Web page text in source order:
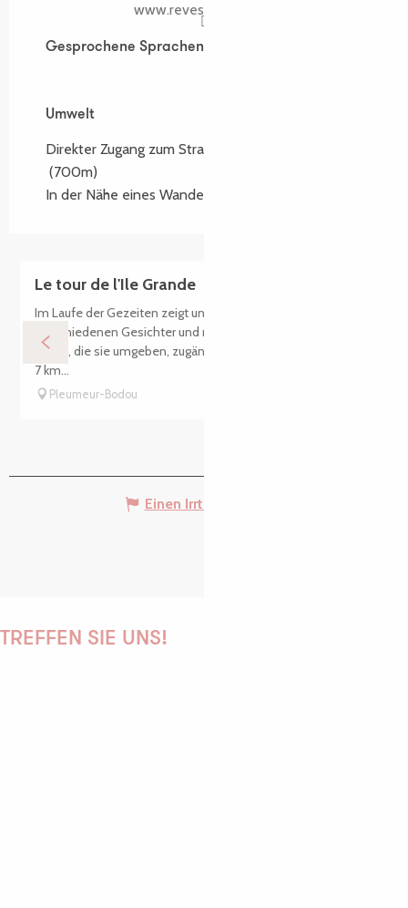
www.revesdemer.com
Gesprochene Sprachen
Gesprochene Sprachen
Umwelt
Umwelt
Direkter Zugang zum Strand
(700m)
In der Nähe eines Wanderwegs :
Le tour de l'Ile Grande
Im Laufe der Gezeiten zeigt uns die Ile Grande ihre
verschiedenen Gesichter und macht die verschiedenen
Inseln, die sie umgeben, zugänglich oder nicht zugänglich. Ein
7 km...
Pleumeur-Bodou
Einen Irrtum angeben
TREFFEN SIE UNS!